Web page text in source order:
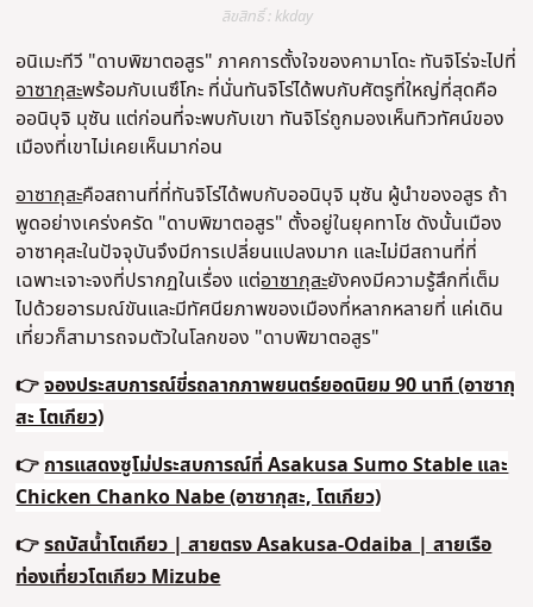
ลิขสิทธิ์ : kkday
อนิเมะทีวี "ดาบพิฆาตอสูร" ภาคการตั้งใจของคามาโดะ ทันจิโร่จะไปที่
อาซากุสะพร้อมกับเนซึโกะ ที่นั่นทันจิโร่ได้พบกับศัตรูที่ใหญ่ที่สุดคือ
ออนิบุจิ มุซัน แต่ก่อนที่จะพบกับเขา ทันจิโร่ถูกมองเห็นทิวทัศน์ของ
เมืองที่เขาไม่เคยเห็นมาก่อน
อาซากุสะคือสถานที่ที่ทันจิโร่ได้พบกับออนิบุจิ มุซัน ผู้นำของอสูร ถ้า
พูดอย่างเคร่งครัด "ดาบพิฆาตอสูร" ตั้งอยู่ในยุคทาโช ดังนั้นเมือง
อาซาคุสะในปัจจุบันจึงมีการเปลี่ยนแปลงมาก และไม่มีสถานที่ที่
เฉพาะเจาะจงที่ปรากฏในเรื่อง แต่อาซากุสะยังคงมีความรู้สึกที่เต็ม
ไปด้วยอารมณ์ขันและมีทัศนียภาพของเมืองที่หลากหลายที่ แค่เดิน
เที่ยวก็สามารถจมตัวในโลกของ "ดาบพิฆาตอสูร"
👉จองประสบการณ์ขี่รถลากภาพยนตร์ยอดนิยม 90 นาที (อาซากุ
สะ โตเกียว)
👉การแสดงซูโม่ประสบการณ์ที่ Asakusa Sumo Stable และ
Chicken Chanko Nabe (อาซากุสะ, โตเกียว)
👉รถบัสน้ำโตเกียว | สายตรง Asakusa-Odaiba | สายเรือ
ท่องเที่ยวโตเกียว Mizube